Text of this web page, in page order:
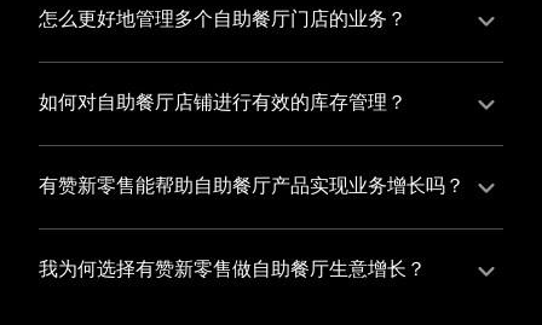
等，吸引更多客户到店消费。另外，通过有赞的微信公
以帮助您增加客流量，赢得客户的青睐
怎么更好地管理多个自助餐厅门店的业务？
有赞新零售一站式解决方案，包括有赞微商城、有赞私
域运营以及有赞小程序商城，将助您轻松打通线上线下
让您的业务蓬勃发展，收获更多满意客户。
如何对自助餐厅店铺进行有效的库存管理？
您可以使用有赞的门店管理系统，它可以帮助您实现门
店数据的集中管理，包括订单管理、员工管理、库存管
有赞新零售能帮助自助餐厅产品实现业务增长吗？
有赞新零售作为业内领先的一站式解决方案，整合线上
线下渠道、提供多样化店铺搭建、会员营销和大数据分
我为何选择有赞新零售做自助餐厅生意增长？